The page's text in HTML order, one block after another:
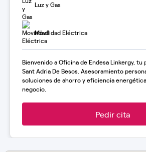
Luz y Gas
Movilidad Eléctrica
Bienvenido a Oficina de Endesa Linkergy, tu
Sant Adria De Besos. Asesoramiento
soluciones de ahorro y eficiencia
negocio.
Pedir cita